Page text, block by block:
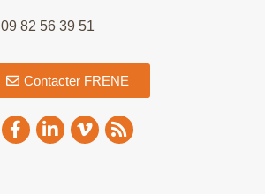
09 82 56 39 51
Contacter FRENE